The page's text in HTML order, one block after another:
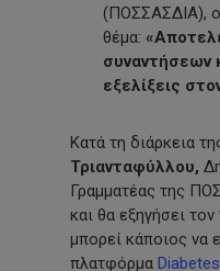
(ΠΟΣΣΑΣΔΙΑ), ο
θέμα:
συναντήσεων
εξελίξεις
Κατά τη διάρκεια
Τριανταφύλλου,
Γραμματέας της
και θα εξηγήσει
μπορεί κάποιος να
πλατφόρμα